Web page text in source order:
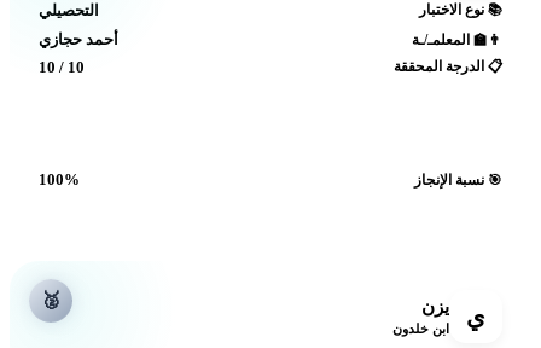
📚 نوع الاختبار
التحصيلي
👨‍🏫 المعلمـ/ـة أحمد حجازي
📋 الدرجة المحققة
🎯 نسبة الإنجاز 100%
🥈
ابن خلدون